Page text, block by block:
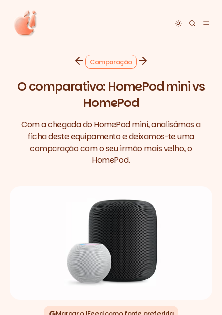
Toggle
Comparação
O comparativo: HomePod mini vs
HomePod
Com a chegada do HomePod mini, analisámos a
ficha deste equipamento e deixamos-te uma
comparação com o seu irmão mais velho, o
HomePod.